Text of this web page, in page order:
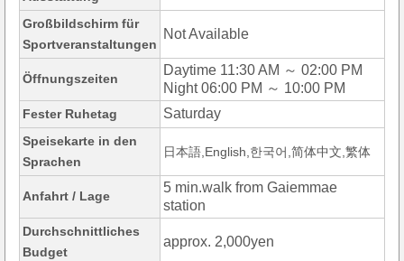
Großbildschirm für
Sportveranstaltungen
Not Available
Öffnungszeiten
Daytime 11:30 AM ～ 02:00 PM
Night 06:00 PM ～ 10:00 PM
Fester Ruhetag Saturday
Speisekarte in den
Sprachen
日本語,English,한국어,简体中文,繁体
Anfahrt / Lage
5 min.walk from Gaiemmae
station
Durchschnittliches
Budget
approx. 2,000yen